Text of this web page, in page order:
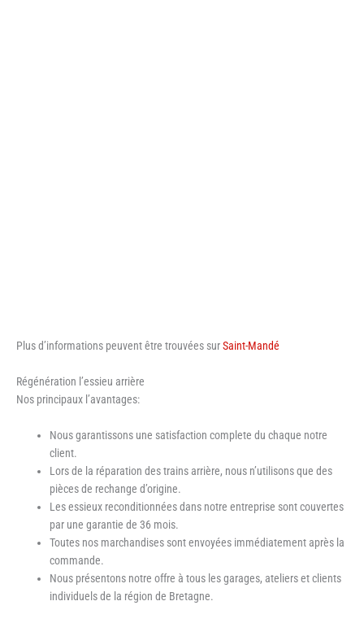
Plus d’informations peuvent être trouvées surSaint-Mandé
Régénération l’essieu arrière
Nos principaux l’avantages:
Nous garantissons une satisfaction complete du chaque notre
client.
Lors de la réparation des trains arrière, nous n’utilisons que des
pièces de rechange d’origine.
Les essieux reconditionnées dans notre entreprise sont couvertes
par une garantie de 36 mois.
Toutes nos marchandises sont envoyées immédiatement après la
commande.
Nous présentons notre offre à tous les garages, ateliers et clients
individuels de la région de Bretagne.